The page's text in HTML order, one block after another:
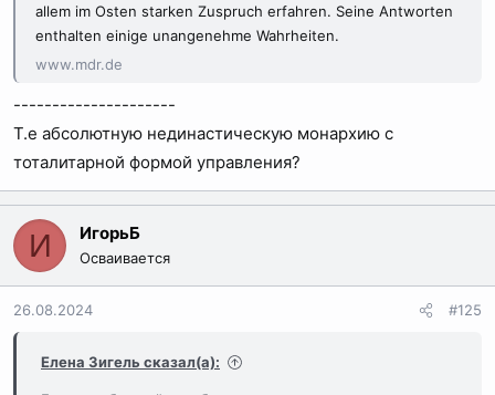
allem im Osten starken Zuspruch erfahren. Seine Antworten
enthalten einige unangenehme Wahrheiten.
www.mdr.de
---------------------
Т.е абсолютную нединастическую монархию с
тоталитарной формой управления?
И ИгорьБ
Осваивается
26.08.2024 #125
Елена Зигель сказал(а):